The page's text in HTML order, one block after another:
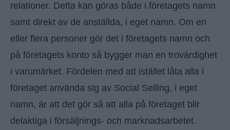
relationer. Detta kan göras både i företagets namn
samt direkt av de anställda, i eget namn. Om en
eller flera personer gör det i företagets namn och
på företagets konto så bygger man en trovärdighet
i varumärket. Fördelen med att istället låta alla i
företaget använda sig av Social Selling, i eget
namn, är att det gör så att alla på företaget blir
delaktiga i försäljnings- och marknadsarbetet.